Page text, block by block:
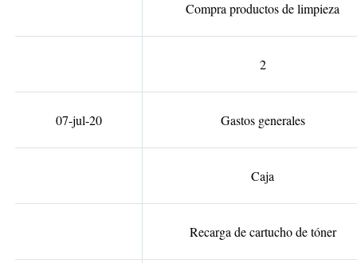
Compra productos de limpieza
2
07-jul-20 Gastos generales
Caja
Recarga de cartucho de tóner